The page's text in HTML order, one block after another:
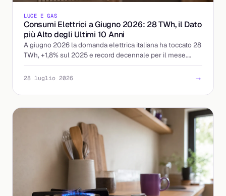
LUCE E GAS
Consumi Elettrici a Giugno 2026: 28 TWh, il Dato
più Alto degli Ultimi 10 Anni
A giugno 2026 la domanda elettrica italiana ha toccato 28
TWh, +1,8% sul 2025 e record decennale per il mese.
Cosa significa per prezzi e bollette.
28 luglio 2026 →